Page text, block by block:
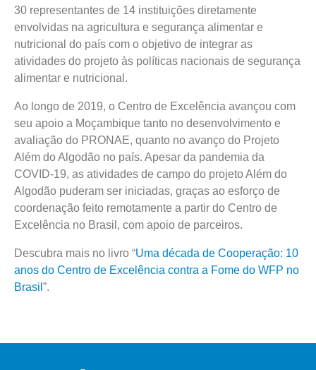
30 representantes de 14 instituições diretamente
envolvidas na agricultura e segurança alimentar e
nutricional do país com o objetivo de integrar as
atividades do projeto às políticas nacionais de segurança
alimentar e nutricional.
Ao longo de 2019, o Centro de Excelência avançou com
seu apoio a Moçambique tanto no desenvolvimento e
avaliação do PRONAE, quanto no avanço do Projeto
Além do Algodão no país. Apesar da pandemia da
COVID-19, as atividades de campo do projeto Além do
Algodão puderam ser iniciadas, graças ao esforço de
coordenação feito remotamente a partir do Centro de
Excelência no Brasil, com apoio de parceiros.
Descubra mais no livro “Uma década de Cooperação: 10
anos do Centro de Excelência contra a Fome do WFP no
Brasil ”.